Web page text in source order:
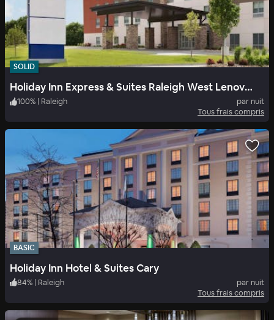
SOLID
Holiday Inn Express & Suites Raleigh West Lenovo Center By Ihg
100% | Raleigh
par nuit
Tous frais compris
BASIC
Holiday Inn Hotel & Suites Cary
84% | Raleigh
par nuit
Tous frais compris